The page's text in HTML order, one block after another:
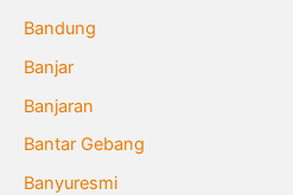
Bandung
Banjar
Banjaran
Bantar Gebang
Banyuresmi